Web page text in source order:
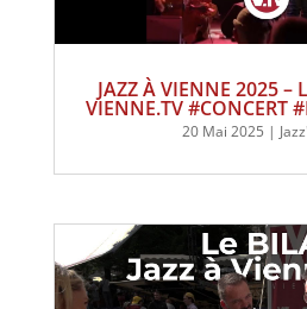
JAZZ À VIENNE 2025 –
VIENNE.TV #CONCERT
20 Mai 2025 |